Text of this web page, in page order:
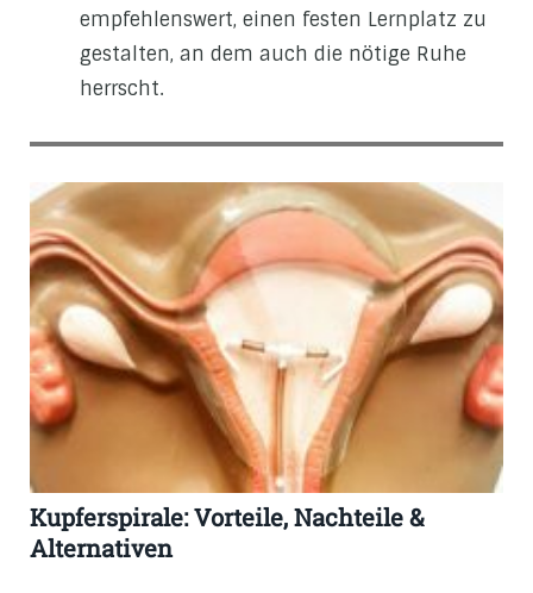
empfehlenswert, einen festen Lernplatz zu
gestalten, an dem auch die nötige Ruhe
herrscht.
Kupferspirale: Vorteile, Nachteile &
Alternativen